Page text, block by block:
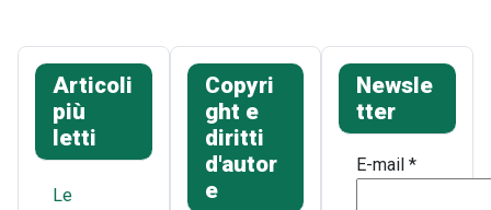
Articoli
più
letti
Le
Copyri
ght e
diritti
d'autor
e
Newsle
tter
E-mail*